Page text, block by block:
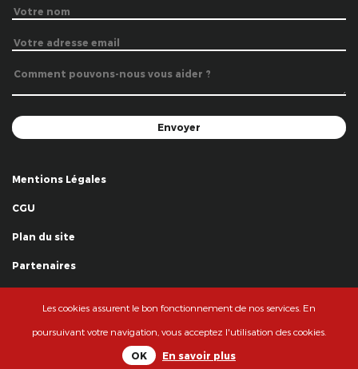
Mentions Légales
CGU
Plan du site
Partenaires
© La Grande Famille des Clowns - 2018
Les cookies assurent le bon fonctionnement de nos services. En
poursuivant votre navigation, vous acceptez l'utilisation des cookies.
OK En savoir plus